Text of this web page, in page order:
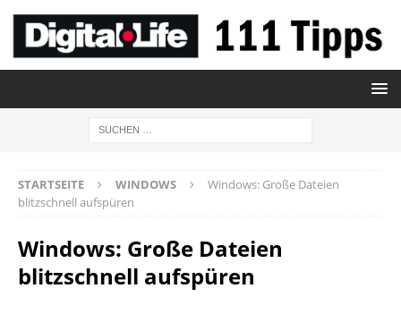
STARTSEITE WINDOWS
Windows: Große Dateien
blitzschnell aufspüren
Windows: Große Dateien
blitzschnell aufspüren